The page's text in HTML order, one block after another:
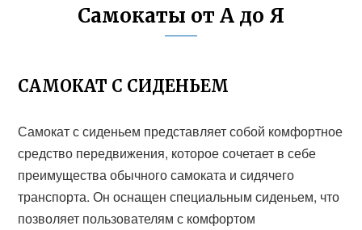
Самокаты от А до Я
САМОКАТ С СИДЕНЬЕМ
Самокат с сиденьем представляет собой комфортное
средство передвижения, которое сочетает в себе
преимущества обычного самоката и сидячего
транспорта. Он оснащен специальным сиденьем, что
позволяет пользователям с комфортом